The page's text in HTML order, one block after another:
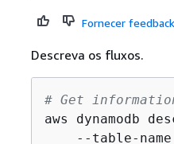
Fornecer feedback
Descreva os fluxos.
# Get
aws dynamodb
--table-